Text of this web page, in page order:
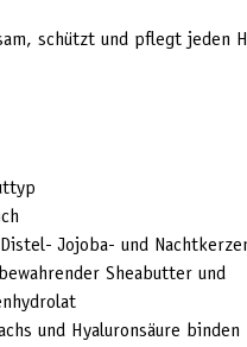
schützt und pflegt jeden
Jojoba- und
Sheabutter und
und Hyaluronsäure binden